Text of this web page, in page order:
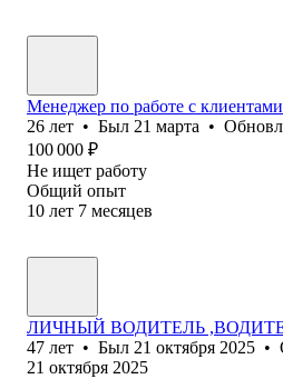
Менеджер по работе с клиентами
26 лет • Был 21 марта •
100 000 ₽
Не ищет работу
Общий опыт
10 лет 7 месяцев
ЛИЧНЫЙ ВОДИТЕЛЬ
47 лет • Был 21 октября 2025 •
21 октября 2025